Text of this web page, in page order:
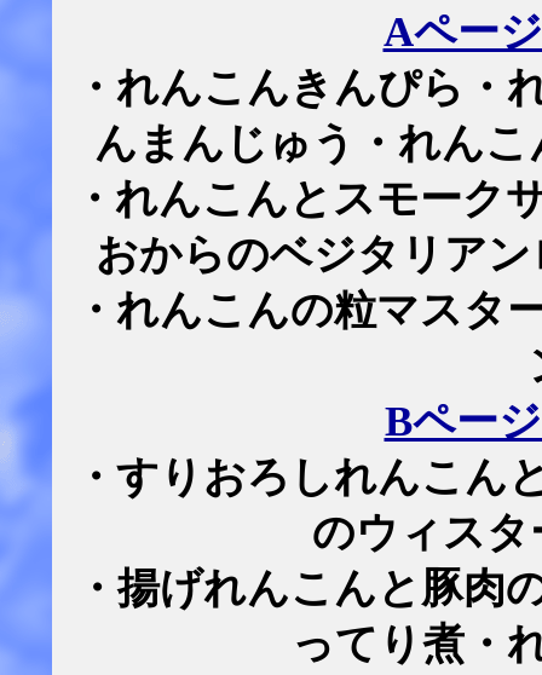
Aペー
・れんこんきんぴら・
んまんじゅう・れん
・れんこんとスモーク
おからのベジタリア
・れんこんの粒マスタ
Bペー
・すりおろしれんこん
のウィス
・揚げれんこんと豚肉
ってり煮・